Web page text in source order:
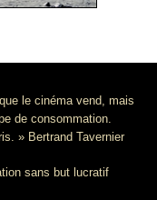
le cinéma vend, mais
de consommation.
» Bertrand Tavernier
sans but lucratif